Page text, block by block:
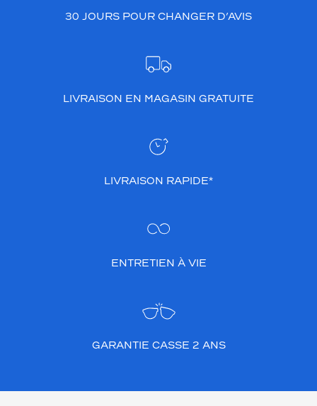
30 JOURS POUR CHANGER D’AVIS
LIVRAISON EN MAGASIN GRATUITE
LIVRAISON RAPIDE*
ENTRETIEN À VIE
GARANTIE CASSE 2 ANS